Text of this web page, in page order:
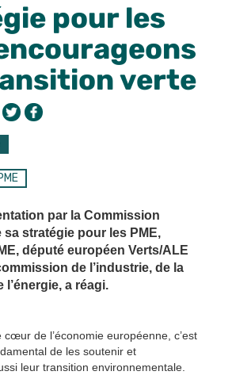
pour les
verte
par la Commission
stratégie pour les PME,
, député européen Verts/ALE
de l’industrie, de la
l’énergie, a réagi.
cœur de l’économie européenne, c’est
de les soutenir et
leur transition environnementale.